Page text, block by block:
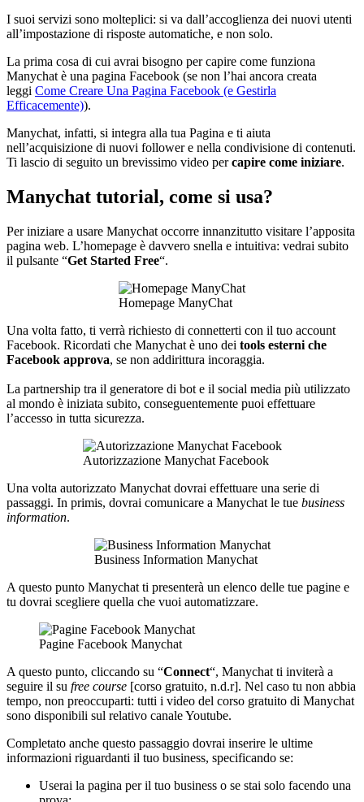
I suoi servizi sono molteplici: si va dall’accoglienza dei nuovi utenti
all’impostazione di risposte automatiche, e non solo.
La prima cosa di cui avrai bisogno per capire come funziona
Manychat è una pagina Facebook (se non l’hai ancora creata
leggi Come Creare Una Pagina Facebook (e Gestirla
Efficacemente)).
Manychat, infatti, si integra alla tua Pagina e ti aiuta
nell’acquisizione di nuovi follower e nella condivisione di contenuti.
Ti lascio di seguito un brevissimo video percapire come iniziare.
Manychat tutorial, come si usa?
Per iniziare a usare Manychat occorre innanzitutto visitare l’apposita
pagina web. L’homepage è davvero snella e intuitiva: vedrai subito
il pulsante “Get Started Free“.
Homepage ManyChat
Una volta fatto, ti verrà richiesto di connetterti con il tuo account
Facebook. Ricordati che Manychat è uno dei tools esterni che
Facebook approva, se non addirittura incoraggia.
La partnership tra il generatore di bot e il social media più utilizzato
al mondo è iniziata subito, conseguentemente puoi effettuare
l’accesso in tutta sicurezza.
Autorizzazione Manychat Facebook
Una volta autorizzato Manychat dovrai effettuare una serie di
passaggi. In primis, dovrai comunicare a Manychat le tue business
information.
Business Information Manychat
A questo punto Manychat ti presenterà un elenco delle tue pagine e
tu dovrai scegliere quella che vuoi automatizzare.
Pagine Facebook Manychat
A questo punto, cliccando su “Connect“, Manychat ti inviterà a
seguire il su free course [corso gratuito, n.d.r]. Nel caso tu non abbia
tempo, non preoccuparti: tutti i video del corso gratuito di Manychat
sono disponibili sul relativo canale Youtube.
Completato anche questo passaggio dovrai inserire le ultime
informazioni riguardanti il tuo business, specificando se:
Userai la pagina per il tuo business o se stai solo facendo una